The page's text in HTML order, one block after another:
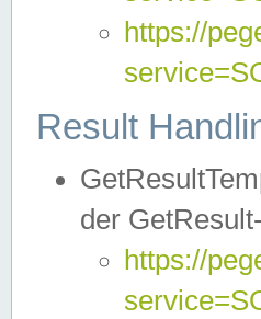
https://
Result
der
https://